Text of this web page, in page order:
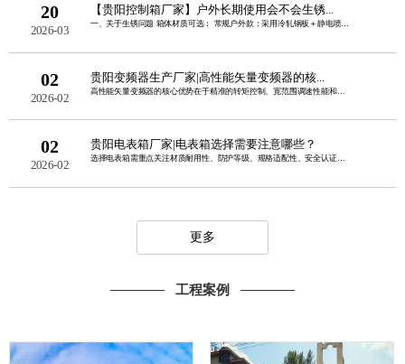
20
2026-03
【贵阳控制箱厂家】户外长期使用会不会生锈...
一、关于生锈问题 箱体材质可选： 常规户外款：采用冷轧钢板＋静电喷塑，双......
02
2026-02
贵阳变频器生产厂家|高性能矢量变频器的核...
高性能矢量变频器的核心优势在于精准的转矩控制、宽范围调速性能和强负载适应能力，同......
02
2026-02
贵阳电表箱厂家|电表箱选择需要注意哪些？
选择电表箱需重点关注材质耐用性、防护等级、规格适配性、安全认证、安装便捷性这五点......
更多
工程案例